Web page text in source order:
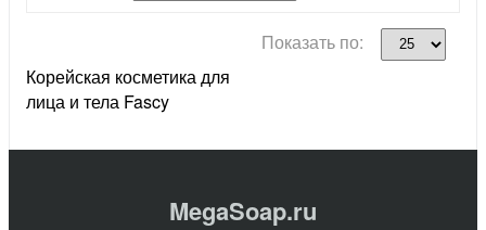
Показать по:
Корейская косметика для
лица и тела Fascy
MegaSoap.ru